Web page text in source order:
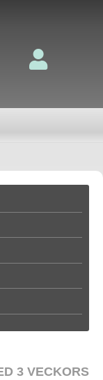
3 VECKORS